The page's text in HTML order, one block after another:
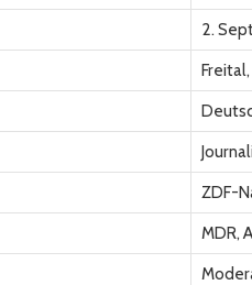
2.
ZDF-
MDR,